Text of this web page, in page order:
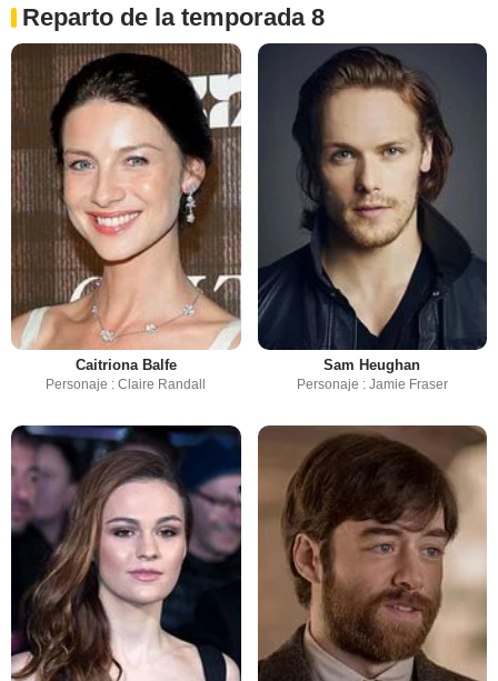
Reparto de la temporada 8
Caitriona Balfe
Personaje : Claire Randall
Sam Heughan
Personaje : Jamie Fraser